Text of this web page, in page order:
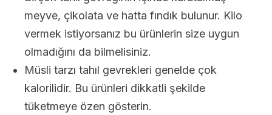
meyve, çikolata ve hatta fındık bulunur. Kilo
vermek istiyorsanız bu ürünlerin size uygun
olmadığını da bilmelisiniz.
Müsli tarzı tahıl gevrekleri genelde çok
kalorilidir. Bu ürünleri dikkatli şekilde
tüketmeye özen gösterin.